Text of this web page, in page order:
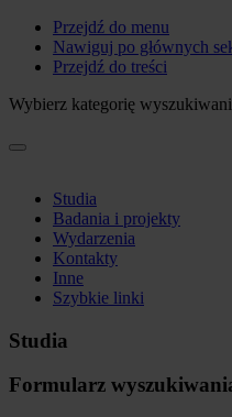
Przejdź do menu
Nawiguj po głównych
Przejdź do treści
Wybierz kategorię
Studia
Badania i projekty
Wydarzenia
Kontakty
Inne
Szybkie linki
Studia
Formularz